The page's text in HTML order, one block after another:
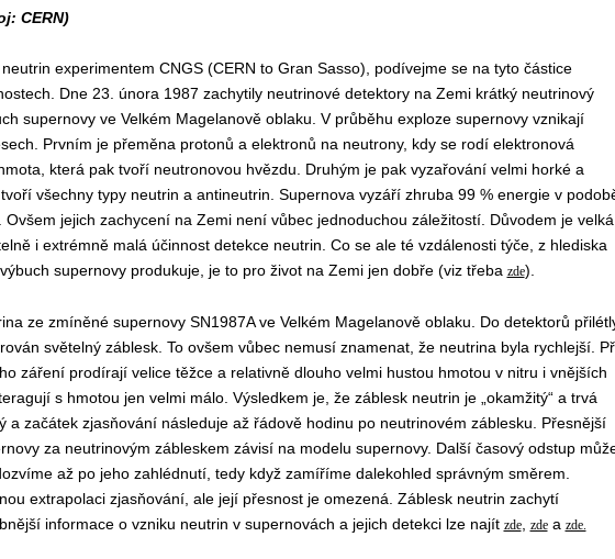
CERN)
experimentem CNGS (CERN to Gran Sasso), podívejme se na tyto částice
Dne 23. února 1987 zachytily neutrinové detektory na Zemi krátký neutrinový
supernovy ve Velkém Magelanově oblaku. V průběhu exploze supernovy vznikají
Prvním je přeměna protonů a elektronů na neutrony, kdy se rodí elektronová
která pak tvoří neutronovou hvězdu. Druhým je pak vyzařování velmi horké a
všechny typy neutrin a antineutrin. Supernova vyzáří zhruba 99 % energie v
jejich zachycení na Zemi není vůbec jednoduchou záležitostí. Důvodem je velká
i extrémně malá účinnost detekce neutrin. Co se ale té vzdálenosti týče, z hlediska
supernovy produkuje, je to pro život na Zemi jen dobře (viz třeba zde).
ze zmíněné supernovy SN1987A ve Velkém Magelanově oblaku. Do detektorů
světelný záblesk. To ovšem vůbec nemusí znamenat, že neutrina byla rychlejší.
záření prodírají velice těžce a relativně dlouho velmi hustou hmotou v nitru i vnějších
s hmotou jen velmi málo. Výsledkem je, že záblesk neutrin je „okamžitý“ a trvá
a začátek zjasňování následuje až řádově hodinu po neutrinovém záblesku. Přesnější
za neutrinovým zábleskem závisí na modelu supernovy. Další časový odstup
až po jeho zahlédnutí, tedy když zamíříme dalekohled správným směrem.
extrapolaci zjasňování, ale její přesnost je omezená. Záblesk neutrin zachytí
informace o vzniku neutrin v supernovách a jejich detekci lze najít zde, zdea zde.